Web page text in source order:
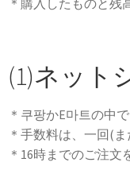
(1)ネット
＊쿠팡かE마트の中
＊手数料は、一回(ま
＊16時までのご注文